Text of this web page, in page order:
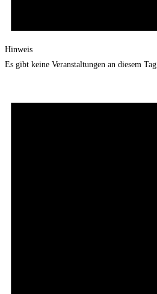
Hinweis
Es gibt keine Veranstaltungen an diesem Tag.